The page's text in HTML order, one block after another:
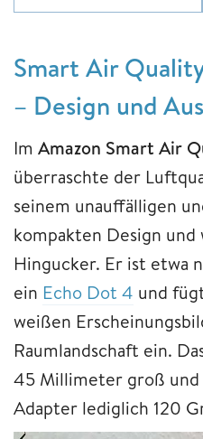
Smart Air
– Design und
Im Amazon Smart Air
überraschte der
seinem unauffälligen
kompakten Design und
Hingucker. Er ist etwa
ein Echo Dot 4 und
weißen
Raumlandschaft ein.
45 Millimeter groß und
Adapter lediglich 120